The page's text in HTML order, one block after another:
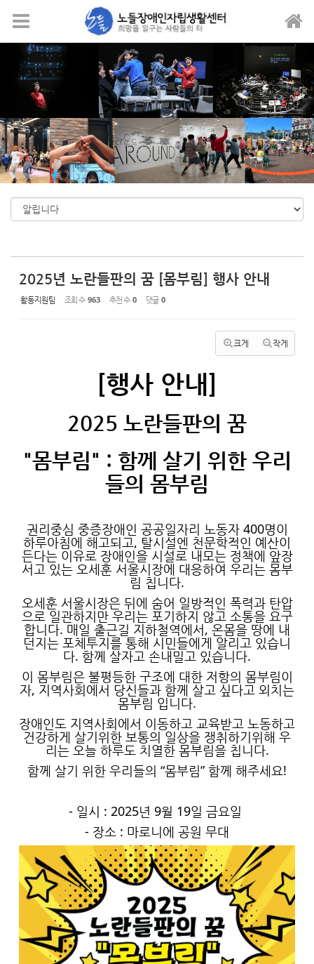
메뉴 건너뛰기
2025년 노란들판의 꿈 [몸부림] 행사 안내
활동지원팀 조회 수 963 추천 수 0 댓글 0
크게 작게
[행사 안내]
2025 노란들판의 꿈
"몸부림" : 함께 살기 위한 우리
들의 몸부림
권리중심 중증장애인 공공일자리 노동자 400명이
하루아침에 해고되고, 탈시설엔 천문학적인 예산이
든다는 이유로 장애인을 시설로 내모는 정책에 앞장
서고 있는 오세훈 서울시장에 대응하여 우리는 몸부
림 칩니다.
오세훈 서울시장은 뒤에 숨어 일방적인 폭력과 탄압
으로 일관하지만 우리는 포기하지 않고 소통을 요구
합니다. 매일 출근길 지하철역에서, 온몸을 땅에 내
던지는 포체투지를 통해 시민들에게 알리고 있습니
다. 함께 살자고 손내밀고 있습니다.
이 몸부림은 불평등한 구조에 대한 저항의 몸부림이
자, 지역사회에서 당신들과 함께 살고 싶다고 외치는
몸부림 입니다.
장애인도 지역사회에서 이동하고 교육받고 노동하고
건강하게 살기위한 보통의 일상을 쟁취하기위해 우
리는 오늘 하루도 치열한 몸부림을 칩니다.
함께 살기 위한 우리들의 “몸부림” 함께 해주세요!
- 일시 : 2025년 9월 19일 금요일
- 장소 : 마로니에 공원 무대